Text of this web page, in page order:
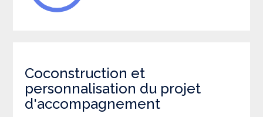
Coconstruction et
personnalisation du projet
d'accompagnement